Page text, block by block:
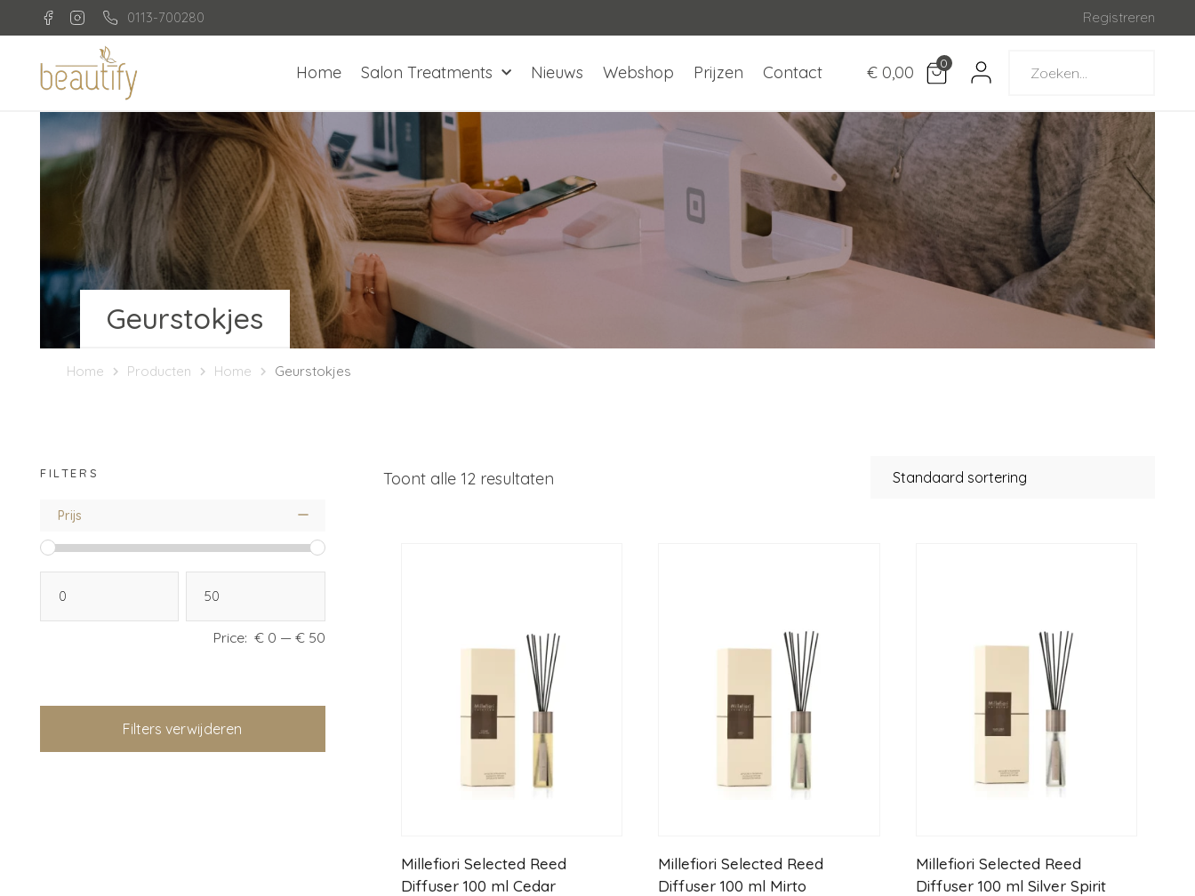
0113-700280 Registreren
Home Salon Treatments Nieuws Webshop Prijzen Contact 0
€ 0,00
Geurstokjes
Home Producten Home Geurstokjes
FILTERS
Prijs
Price: € 0 — € 50
Filters verwijderen
Toont alle 12 resultaten
Millefiori Selected Reed
Diffuser 100 ml Cedar
Millefiori Selected Reed
Diffuser 100 ml Mirto
Millefiori Selected Reed
Diffuser 100 ml Silver Spirit